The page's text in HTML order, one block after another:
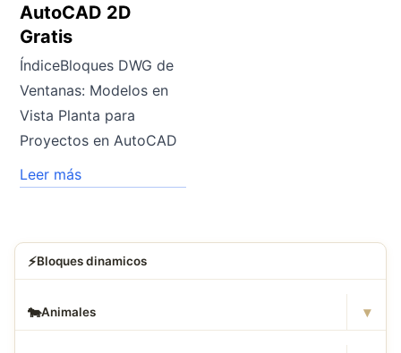
AutoCAD 2D
Gratis
ÍndiceBloques DWG de
Ventanas: Modelos en
Vista Planta para
Proyectos en AutoCAD
Leer más
⚡Bloques dinamicos
🐄Animales ▾